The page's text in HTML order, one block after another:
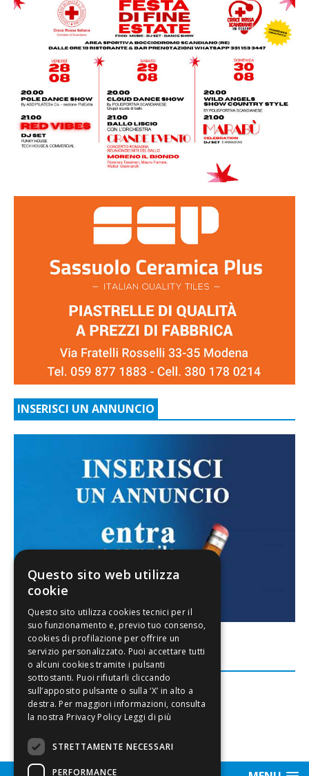
INSERISCI UN ANNUNCIO
FACEBOOK
Questo sito web utilizza
cookie
Leggi di più
STRETTAMENTE NECESSARI
PERFORMANCE